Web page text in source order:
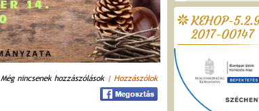
Még nincsenek hozzászólások | Hozzászólok
KEHOP-
2017-00147